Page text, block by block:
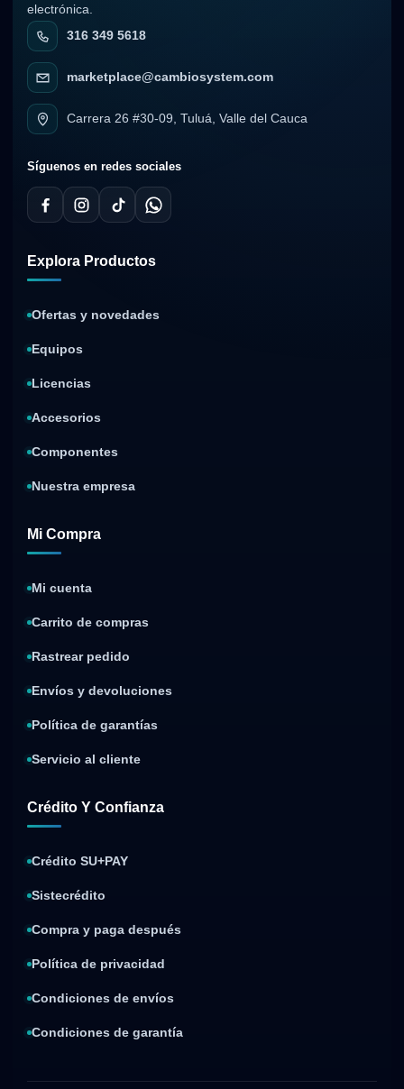
electrónica.
316 349 5618
marketplace@cambiosystem.com
Carrera 26 #30-09, Tuluá, Valle del Cauca
Síguenos en redes sociales
Explora Productos
Ofertas y novedades
Equipos
Licencias
Accesorios
Componentes
Nuestra empresa
Mi Compra
Mi cuenta
Carrito de compras
Rastrear pedido
Envíos y devoluciones
Política de garantías
Servicio al cliente
Crédito Y Confianza
Crédito SU+PAY
Sistecrédito
Compra y paga después
Política de privacidad
Condiciones de envíos
Condiciones de garantía